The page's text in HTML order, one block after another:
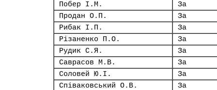
Побер І.М.
За
Продан О.П.
За
Рибак І.П.
За
Різаненко П.О.
За
Рудик С.Я.
За
Саврасов М.В.
За
Соловей Ю.І.
За
Співаковський О.В.
За